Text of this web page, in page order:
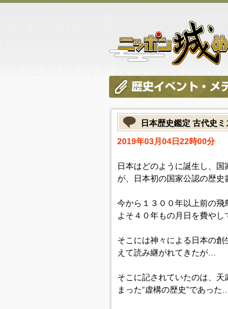
日本歴史鑑定 古代史
2019年03月04日22時00分
日本はどのように誕生し、
が、日本初の国家公認の歴史
今から１３００年以上前の
よそ４０年もの月日を費やし
そこには神々による日本の創
えて読み継がれてきたが…
そこに記されていたのは、
まった“虚構の歴史”であった…